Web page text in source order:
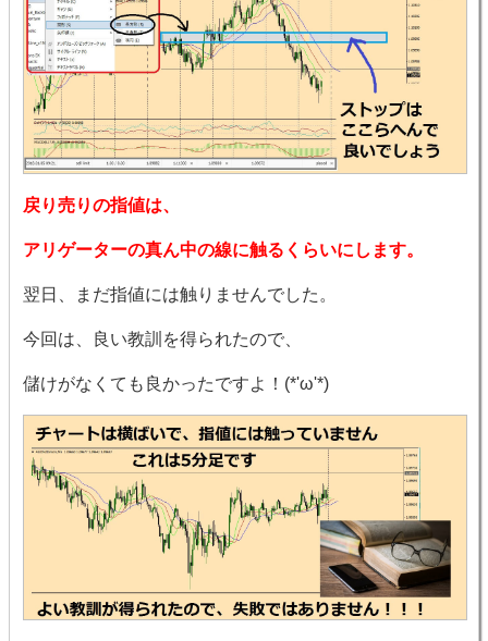
戻り売りの指値は、
アリゲーターの真ん中の線に触るくらいにします。
翌日、まだ指値には触りませんでした。
今回は、良い教訓を得られたので、
儲けがなくても良かったですよ！(*'ω'*)